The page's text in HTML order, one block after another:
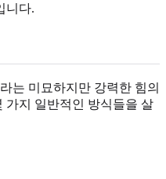
니다.
는 미묘하지만 강력한 힘의
가지 일반적인 방식들을 살